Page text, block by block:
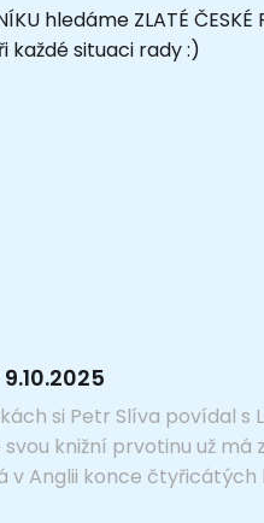
hledáme ZLATÉ
každé situaci rady :)
9.10.2025
si Petr Slíva povídal s
svou knižní prvotinu už
v Anglii konce čtyřicátých